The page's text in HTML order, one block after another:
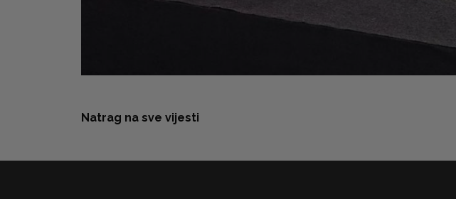
Natrag na sve vijesti